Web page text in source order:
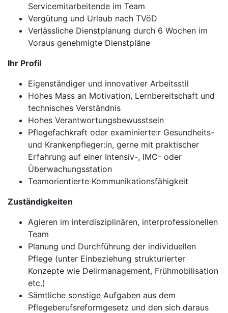
Servicemitarbeitende im Team
Vergütung und Urlaub nach TVöD
Verlässliche Dienstplanung durch 6 Wochen im
Voraus genehmigte Dienstpläne
Ihr Profil
Eigenständiger und innovativer Arbeitsstil
Hohes Mass an Motivation, Lernbereitschaft und
technisches Verständnis
Hohes Verantwortungsbewusstsein
Pflegefachkraft oder examinierte:r Gesundheits-
und Krankenpfleger:in, gerne mit praktischer
Erfahrung auf einer Intensiv-, IMC- oder
Überwachungsstation
Teamorientierte Kommunikationsfähigkeit
Zuständigkeiten
Agieren im interdisziplinären, interprofessionellen
Team
Planung und Durchführung der individuellen
Pflege (unter Einbeziehung strukturierter
Konzepte wie Delirmanagement, Frühmobilisation
etc.)
Sämtliche sonstige Aufgaben aus dem
Pflegeberufsreformgesetz und den sich daraus